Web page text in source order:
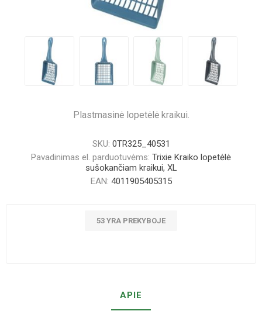
Plastmasinė lopetėlė kraikui.
SKU: 0TR325_40531
Pavadinimas el. parduotuvėms: Trixie Kraiko lopetėlė
sušokančiam kraikui, XL
EAN: 4011905405315
53 YRA PREKYBOJE
APIE